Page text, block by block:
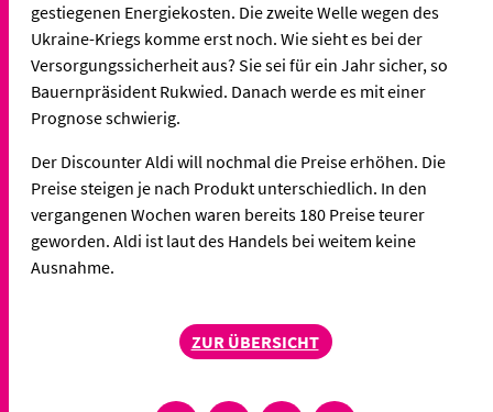
gestiegenen Energiekosten. Die zweite Welle wegen des
Ukraine-Kriegs komme erst noch. Wie sieht es bei der
Versorgungssicherheit aus? Sie sei für ein Jahr sicher, so
Bauernpräsident Rukwied. Danach werde es mit einer
Prognose schwierig.
Der Discounter Aldi will nochmal die Preise erhöhen. Die
Preise steigen je nach Produkt unterschiedlich. In den
vergangenen Wochen waren bereits 180 Preise teurer
geworden. Aldi ist laut des Handels bei weitem keine
Ausnahme.
ZUR ÜBERSICHT